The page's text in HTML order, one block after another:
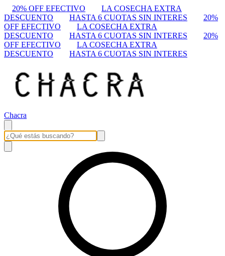
20% OFF EFECTIVO
LA COSECHA EXTRA
DESCUENTO
HASTA 6 CUOTAS SIN INTERES
20%
OFF EFECTIVO
LA COSECHA EXTRA
DESCUENTO
HASTA 6 CUOTAS SIN INTERES
20%
OFF EFECTIVO
LA COSECHA EXTRA
DESCUENTO
HASTA 6 CUOTAS SIN INTERES
Chacra